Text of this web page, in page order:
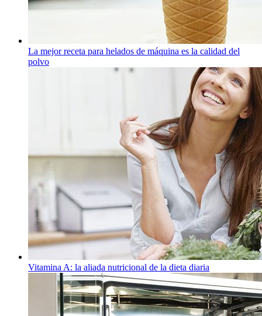
La mejor receta para helados de máquina es la calidad del
polvo
Vitamina A: la aliada nutricional de la dieta diaria